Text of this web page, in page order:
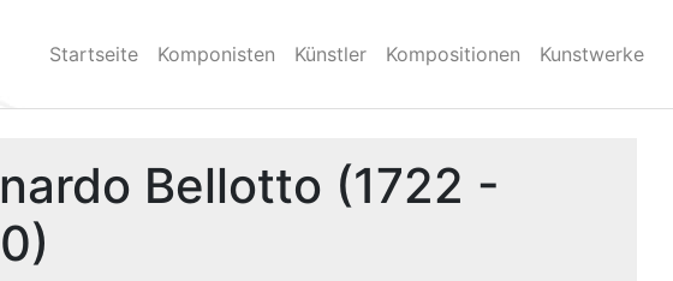
Startseite Komponisten Künstler Kompositionen Kunstwerke
Bellotto (1722 -